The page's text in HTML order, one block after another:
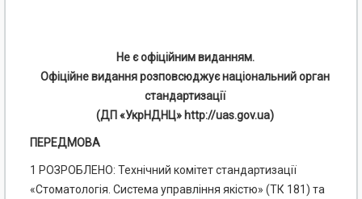
Не є офіційним виданням.
Офіційне видання розповсюджує національний орган
стандартизації
(ДП «УкрНДНЦ» http://uas.gov.ua)
ПЕРЕДМОВА
1 РОЗРОБЛЕНО: Технічний комітет стандартизації
«Стоматологія. Система управління якістю» (ТК 181) та